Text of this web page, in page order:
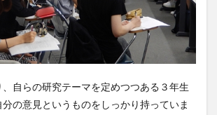
自らの研究テーマを定めつつある３年生
の意見というものをしっかり持っていま